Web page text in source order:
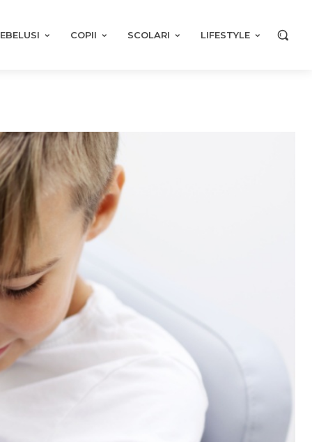
COPII SCOLARI LIFESTYLE